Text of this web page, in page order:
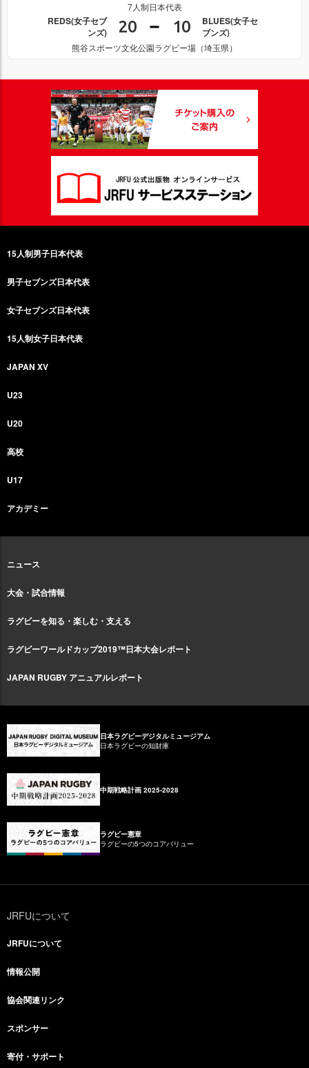
7人制日本代表
REDS(女子セブ
ンズ)
20 10
BLUES(女子セ
ブンズ)
熊谷スポーツ文化公園ラグビー場（埼玉県）
15人制男子日本代表
男子セブンズ日本代表
女子セブンズ日本代表
15人制女子日本代表
JAPAN XV
U23
U20
高校
U17
アカデミー
ニュース
大会・試合情報
ラグビーを知る・楽しむ・支える
ラグビーワールドカップ2019™日本大会レポート
JAPAN RUGBY アニュアルレポート
日本ラグビーデジタルミュージアム
日本ラグビーの知財庫
中期戦略計画 2025-2028
ラグビー憲章
ラグビーの5つのコアバリュー
JRFUについて
JRFUについて
情報公開
協会関連リンク
スポンサー
寄付・サポート